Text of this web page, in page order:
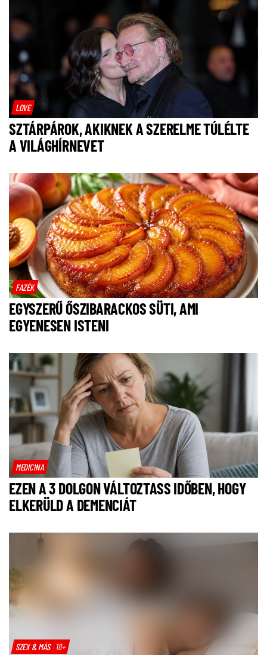
LOVE
SZTÁRPÁROK, AKIKNEK A SZERELME TÚLÉLTE
A VILÁGHÍRNEVET
FAZÉK
EGYSZERŰ ŐSZIBARACKOS SÜTI, AMI
EGYENESEN ISTENI
MEDICINA
EZEN A 3 DOLGON VÁLTOZTASS IDŐBEN, HOGY
ELKERÜLD A DEMENCIÁT
SZEX & MÁS 18+